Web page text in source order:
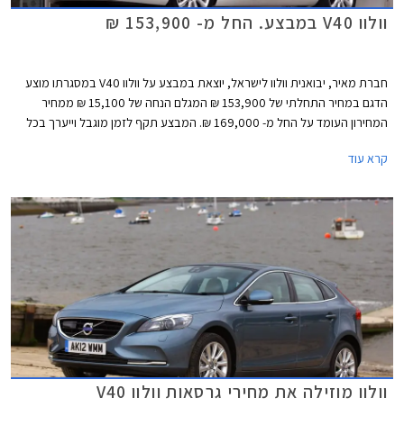
וולוו V40 במבצע. החל מ- 153,900 ₪
חברת מאיר, יבואנית וולוו לישראל, יוצאת במבצע על וולוו V40 במסגרתו מוצע
הדגם במחיר התחלתי של 153,900 ₪ המגלם הנחה של 15,100 ₪ ממחיר
המחירון העומד על החל מ- 169,000 ₪. המבצע תקף לזמן מוגבל וייערך בכל
קרא עוד
וולוו מוזילה את מחירי גרסאות וולוו V40